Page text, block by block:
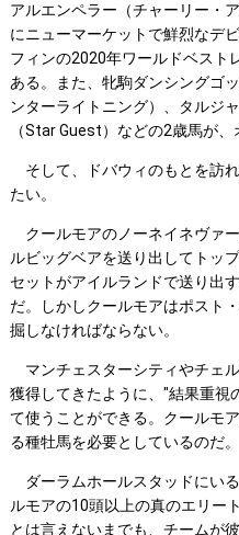
アルエンペラー（チャーリー・
にニューマーケットで鮮烈なデ
フィンの2020年ワールドベスト
ある。また、牝駒ダンシングゴ
ンターライトニング）、タルジ
（Star Guest）などの2歳馬が
そして、ドバウィのもとを訪
たい。
クールモアのノーネイネヴァ
ルビッグベアを送り出してトッ
セットがアイルランドで送り出
だ。しかしクールモアはポスト
掘しなければならない。
マンチェスターシティやチェ
獲得してきたように、"結果重視
て使うことができる。クールモ
る種牡馬を必要としているのだ。
ダーラムホールスタッドにい
ルモアの10頭以上の真のエリー
とは言えないまでも、チームが